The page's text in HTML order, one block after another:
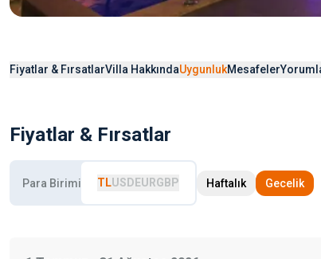
Fiyatlar & FırsatlarVilla HakkındaUygunlukMesafeler
Fiyatlar & Fırsatlar
Para Birimi TLUSD EURGBP Haftalık Gecelik